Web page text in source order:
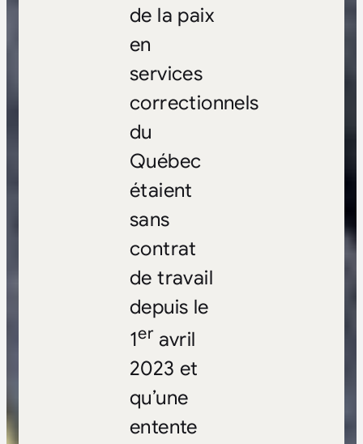
de la paix
en
services
correctionnels
du
Québec
étaient
sans
contrat
de travail
depuis le
1er avril
2023 et
qu’une
entente